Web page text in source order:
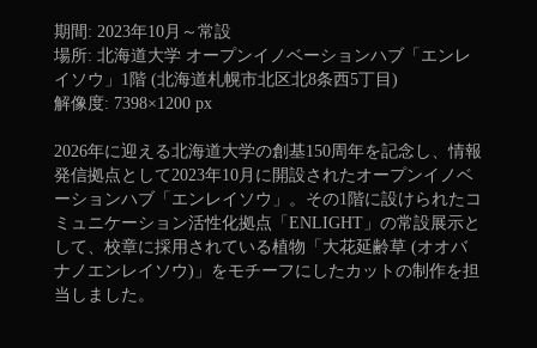
期間: 2023年10月～常設
場所: 北海道大学 オープンイノベーションハブ「エンレ
イソウ」1階 (北海道札幌市北区北8条西5丁目)
解像度: 7398×1200 px
2026年に迎える北海道大学の創基150周年を記念し、情報
発信拠点として2023年10月に開設されたオープンイノベ
ーションハブ「エンレイソウ」。その1階に設けられたコ
ミュニケーション活性化拠点「ENLIGHT」の常設展示と
して、校章に採用されている植物「大花延齢草 (オオバ
ナノエンレイソウ)」をモチーフにしたカットの制作を担
当しました。